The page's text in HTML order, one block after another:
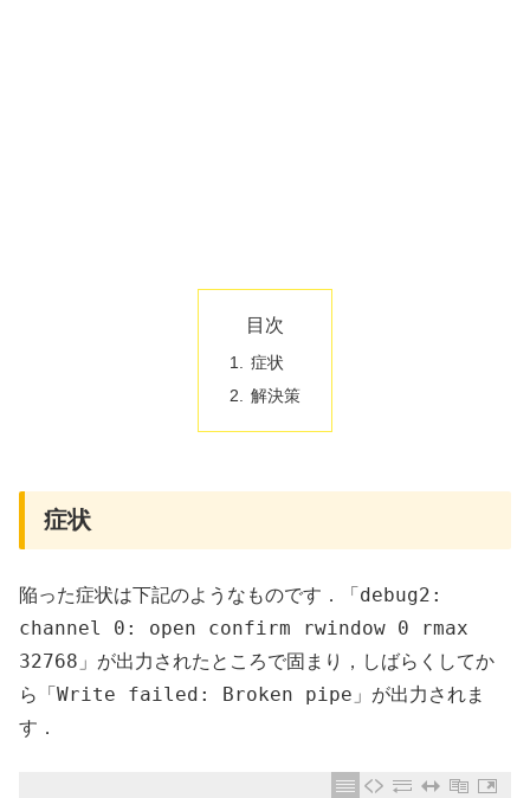
目次
症状
解決策
症状
陥った症状は下記のようなものです．「 debug2:
channel 0: open confirm rwindow 0 rmax
32768 」が出力されたところで固まり，しばらくしてか
ら「 Write failed: Broken pipe 」が出力されま
す．